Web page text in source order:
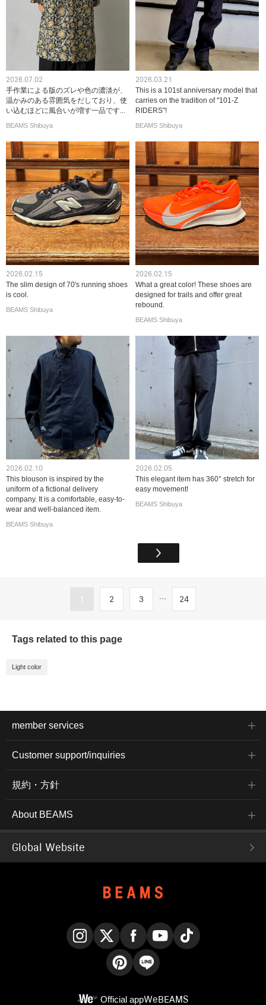
2026.07.02
手作業による版のズレや色の濃淡が、
温かみのある雰囲気をだしており、使
い込むほどに風合いが増す一品です...
BEAMS Shibuya
2026.03.21
This is a 101st anniversary model that
carries on the tradition of "101-Z
RIDERS"!
BEAMS Shibuya
2026.02.15
The slim design of 70's running shoes
is cool.
BEAMS Shibuya
2026.02.15
What a great color! These shoes are
designed for trails and offer great
rebound.
BEAMS Shibuya
2026.02.10
This blouson is inspired by the
uniform of a fictional delivery
company. It is a comfortable, easy-to-
wear and well-balanced item.
BEAMS Shibuya
2026.02.05
This elegant item has 360° stretch for
easy movement!
BEAMS Shibuya
1 2 3 ... 24
Tags related to this page
Light color
member services
Customer support/inquiries
規約・方針
About BEAMS
Global Website
Official appWeBEAMS